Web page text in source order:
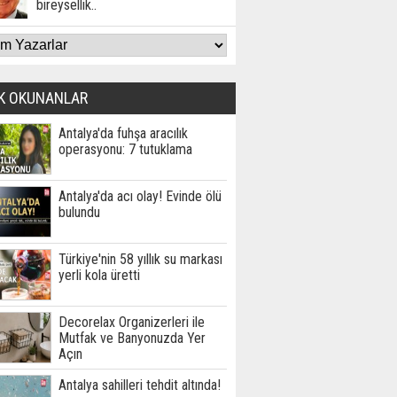
bireysellik..
OKUNANLAR
Antalya'da fuhşa aracılık
operasyonu: 7 tutuklama
Antalya'da acı olay! Evinde ölü
bulundu
Türkiye'nin 58 yıllık su markası
yerli kola üretti
Decorelax Organizerleri ile
Mutfak ve Banyonuzda Yer
Açın
Antalya sahilleri tehdit altında!